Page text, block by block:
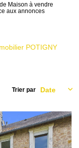
Maison à vendre
aux annonces
POTIGNY
Trier par